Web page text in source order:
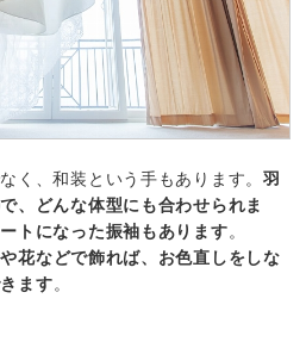
く、和装という手もあります。 羽
、どんな体型にも合わせられま
トになった振袖もあります。
花などで飾れば、お色直しをしな
ます。